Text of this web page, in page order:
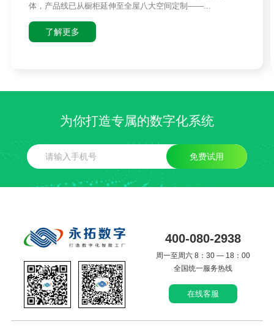
体，产品线已从橱柜延伸至全屋八大空间定制——...
了解更多
为你打造专属的数字化系统
免费试用
400-080-2938
周一至周六 8：30 — 18：00
全国统一服务热线
在线客服